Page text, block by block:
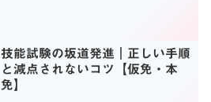
技能試験の坂道発進｜正しい手順
と減点されないコツ【仮免・本
免】